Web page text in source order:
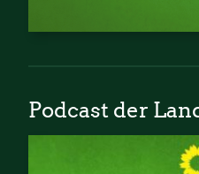
Podcast der